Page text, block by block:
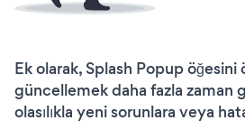
Ek olarak, Splash Popup
güncellemek daha fazla zaman
olasılıkla yeni sorunlara veya